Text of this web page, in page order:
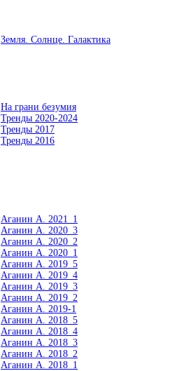
Земля. Солнце. Галактика
На грани безумия
Тренды 2020-2024
Тренды 2017
Тренды 2016
Аганин А. 2021_1
Аганин А. 2020_3
Аганин А. 2020_2
Аганин А. 2020_1
Аганин А. 2019_5
Аганин А. 2019_4
Аганин А. 2019_3
Аганин А. 2019_2
Аганин А. 2019-1
Аганин А. 2018_5
Аганин А. 2018_4
Аганин А. 2018_3
Аганин А. 2018_2
Аганин А. 2018_1